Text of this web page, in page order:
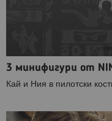
3 минифигури от
Кай и Ния в пилотски